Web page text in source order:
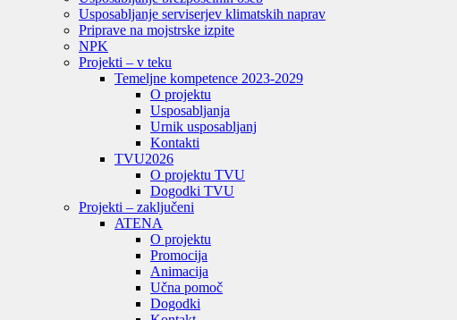
Usposabljanje serviserjev klimatskih naprav
Priprave na mojstrske izpite
NPK
Projekti – v teku
Temeljne kompetence 2023-2029
O projektu
Usposabljanja
Urnik usposabljanj
Kontakti
TVU2026
O projektu TVU
Dogodki TVU
Projekti – zaključeni
ATENA
O projektu
Promocija
Animacija
Učna pomoč
Dogodki